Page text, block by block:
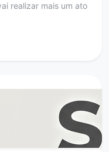
realizar mais um ato